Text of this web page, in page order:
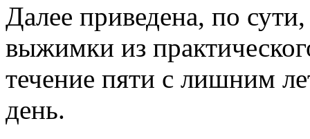
Далее приведена, по
выжимки из
течение пяти с лишним
день.